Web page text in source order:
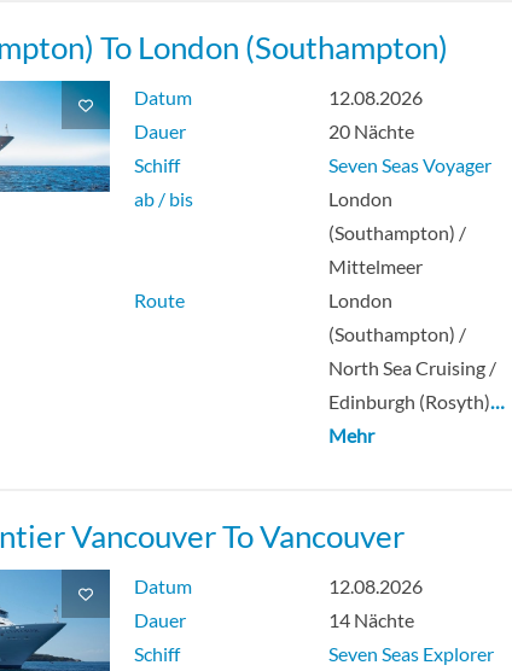
To London (Southampton)
Datum
12.08.2026
Dauer
20 Nächte
Schiff
Seven Seas Voyager
ab / bis
London
(Southampton) /
Mittelmeer
Route
London
(Southampton) /
North Sea Cruising /
Edinburgh (Rosyth)…
Mehr
Vancouver To Vancouver
Datum
12.08.2026
Dauer
14 Nächte
Schiff
Seven Seas Explorer